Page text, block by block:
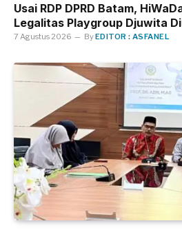
Usai RDP DPRD Batam,
Legalitas Playgroup Djuwita
7 Agustus 2026 ByEDITOR : ASFANEL